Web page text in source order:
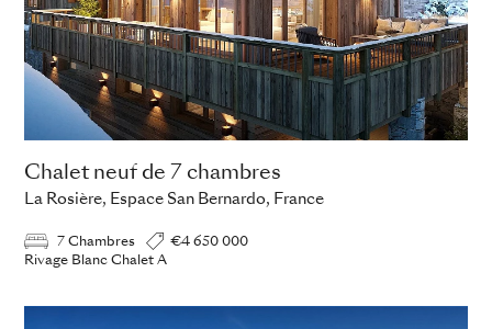
Chalet neuf de 7 chambres
La Rosière, Espace San Bernardo, France
7 Chambres
€4 650 000
Rivage Blanc Chalet A